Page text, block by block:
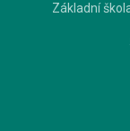
Základní